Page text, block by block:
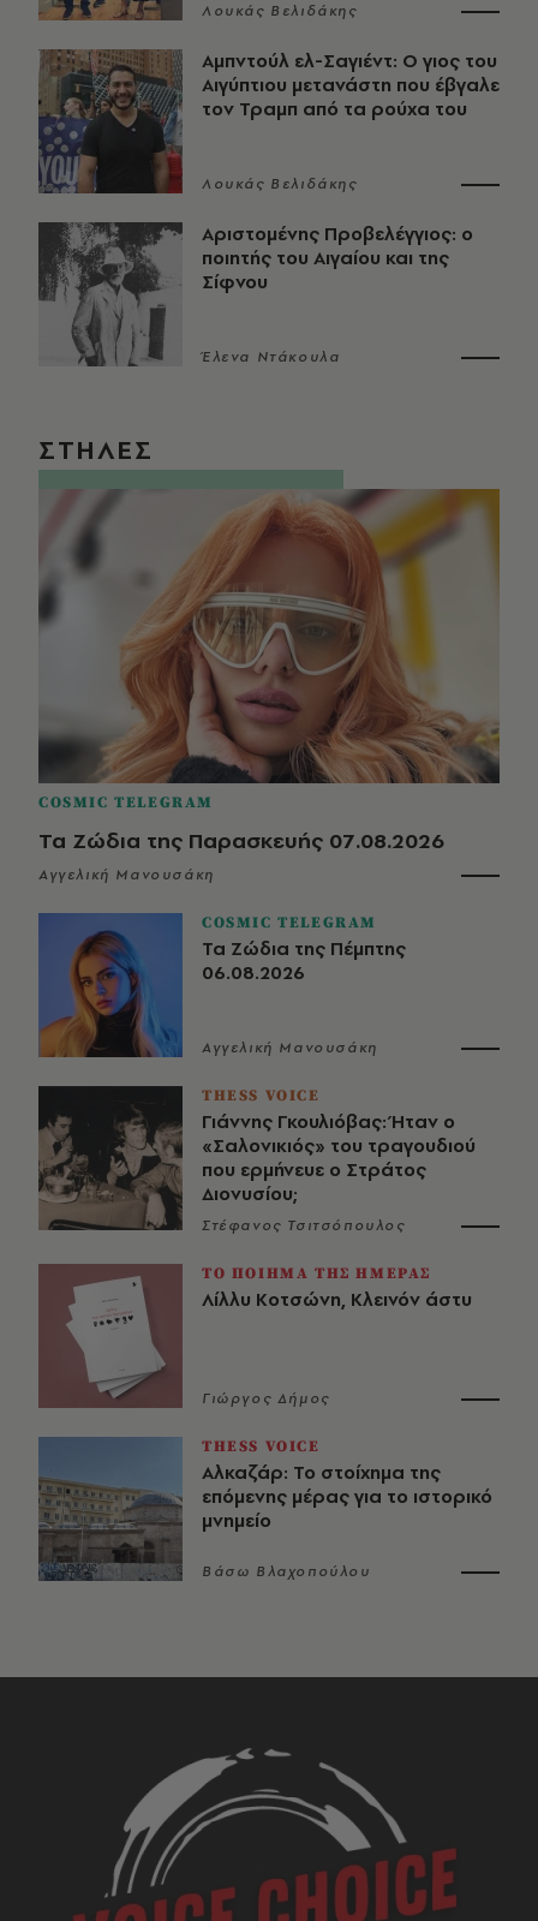
Λουκάς Βελιδάκης
Αμπντούλ ελ-Σαγιέντ: Ο γιος του
Αιγύπτιου μετανάστη που έβγαλε
τον Τραμπ από τα ρούχα του
Λουκάς Βελιδάκης
Αριστομένης Προβελέγγιος: ο
ποιητής του Αιγαίου και της
Σίφνου
Έλενα Ντάκουλα
ΣΤΗΛΕΣ
COSMIC TELEGRAM
Τα Ζώδια της Παρασκευής 07.08.2026
Αγγελική Μανουσάκη
COSMIC TELEGRAM
Τα Ζώδια της Πέμπτης
06.08.2026
Αγγελική Μανουσάκη
THESS VOICE
Γιάννης Γκουλιόβας: Ήταν ο
«Σαλονικιός» του τραγουδιού
που ερμήνευε ο Στράτος
Διονυσίου;
Στέφανος Τσιτσόπουλος
ΤΟ ΠΟΙΗΜΑ ΤΗΣ ΗΜΕΡΑΣ
Λίλλυ Κοτσώνη, Κλεινόν άστυ
Γιώργος Δήμος
THESS VOICE
Αλκαζάρ: Το στοίχημα της
επόμενης μέρας για το ιστορικό
μνημείο
Βάσω Βλαχοπούλου